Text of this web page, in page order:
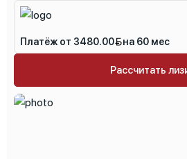
Платёж от 3480.00 на 60 мес
Рассчитать